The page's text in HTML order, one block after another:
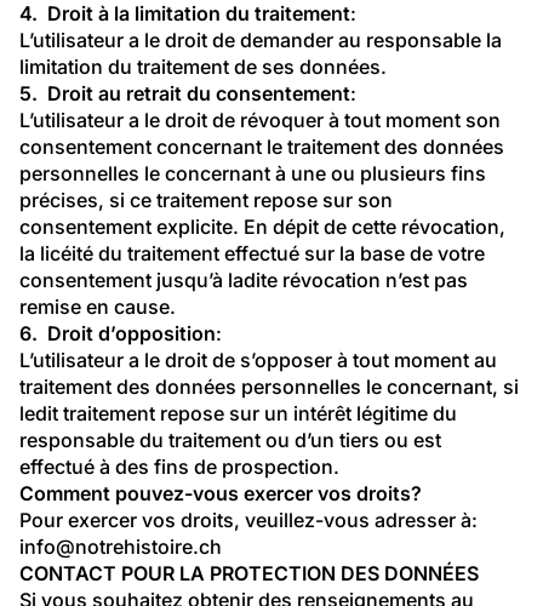
4.  Droit à la limitation du traitement:
L’utilisateur a le droit de demander au responsable la
limitation du traitement de ses données.
5.  Droit au retrait du consentement:
L’utilisateur a le droit de révoquer à tout moment son
consentement concernant le traitement des données
personnelles le concernant à une ou plusieurs fins
précises, si ce traitement repose sur son
consentement explicite. En dépit de cette révocation,
la licéité du traitement effectué sur la base de votre
consentement jusqu’à ladite révocation n’est pas
remise en cause.
6.  Droit d’opposition:
L’utilisateur a le droit de s’opposer à tout moment au
traitement des données personnelles le concernant, si
ledit traitement repose sur un intérêt légitime du
responsable du traitement ou d’un tiers ou est
effectué à des fins de prospection.
Comment pouvez-vous exercer vos droits?
Pour exercer vos droits, veuillez-vous adresser à:
info@notrehistoire.ch
CONTACT POUR LA PROTECTION DES DONNÉES
Si vous souhaitez obtenir des renseignements au